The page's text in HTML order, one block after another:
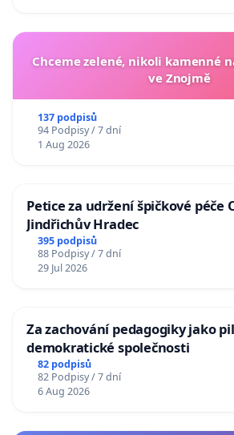
Chceme zelené, nikoli kamenné
ve Znojmě
137 podpisů
94 Podpisy / 7 dní
1 Aug 2026
Petice za udržení špičkové péče
Jindřichův Hradec
395 podpisů
88 Podpisy / 7 dní
29 Jul 2026
Za zachování pedagogiky jako
demokratické společnosti
82 podpisů
82 Podpisy / 7 dní
6 Aug 2026